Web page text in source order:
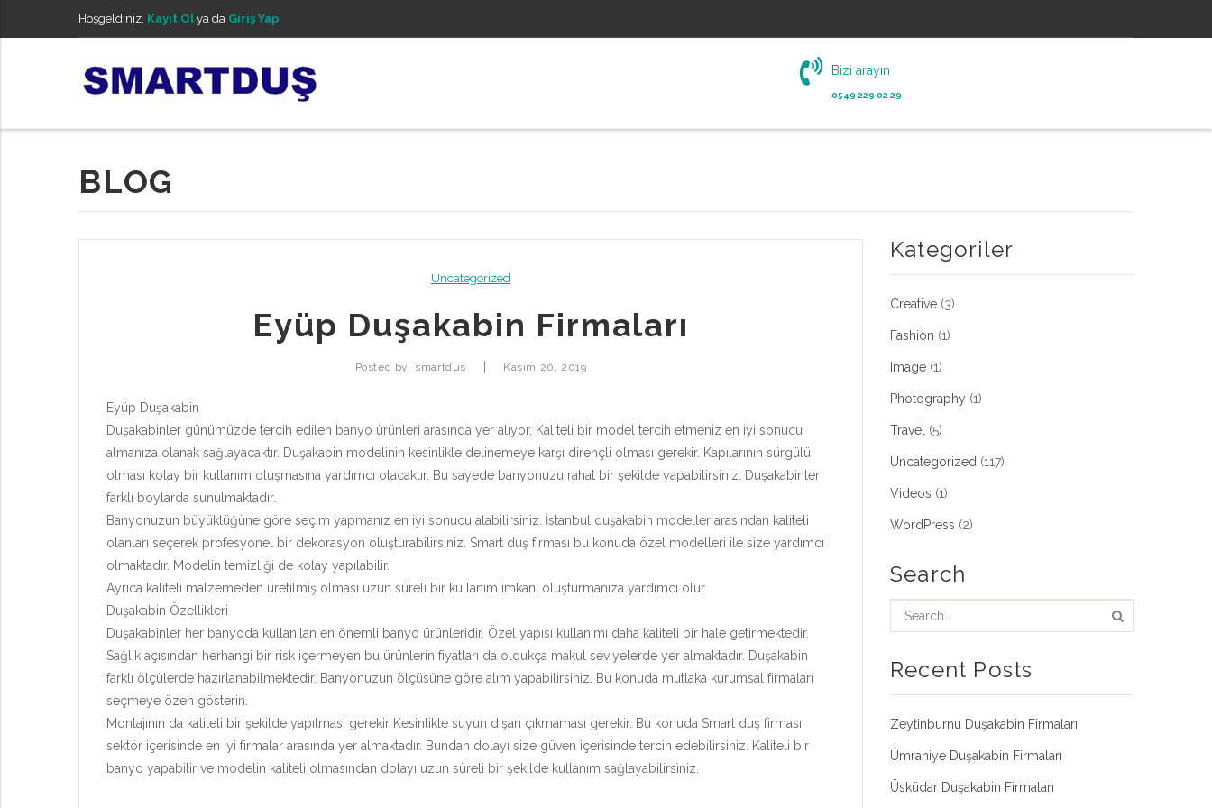
Hoşgeldiniz, Kayıt Olya da Giriş Yap
Bizi arayın
0549 229 02 29
BLOG
Uncategorized
Eyüp Duşakabin Firmaları
Posted by smartdus Kasım 20, 2019
Eyüp Duşakabin
Duşakabinler günümüzde tercih edilen banyo ürünleri arasında yer alıyor. Kaliteli bir model tercih etmeniz en iyi sonucu
almanıza olanak sağlayacaktır. Duşakabin modelinin kesinlikle delinemeye karşı dirençli olması gerekir. Kapılarının sürgülü
olması kolay bir kullanım oluşmasına yardımcı olacaktır. Bu sayede banyonuzu rahat bir şekilde yapabilirsiniz. Duşakabinler
farklı boylarda sunulmaktadır.
Banyonuzun büyüklüğüne göre seçim yapmanız en iyi sonucu alabilirsiniz. İstanbul duşakabin modeller arasından kaliteli
olanları seçerek profesyonel bir dekorasyon oluşturabilirsiniz. Smart duş firması bu konuda özel modelleri ile size yardımcı
olmaktadır. Modelin temizliği de kolay yapılabilir.
Ayrıca kaliteli malzemeden üretilmiş olması uzun süreli bir kullanım imkanı oluşturmanıza yardımcı olur.
Duşakabin Özellikleri
Duşakabinler her banyoda kullanılan en önemli banyo ürünleridir. Özel yapısı kullanımı daha kaliteli bir hale getirmektedir.
Sağlık açısından herhangi bir risk içermeyen bu ürünlerin fiyatları da oldukça makul seviyelerde yer almaktadır. Duşakabin
farklı ölçülerde hazırlanabilmektedir. Banyonuzun ölçüsüne göre alım yapabilirsiniz. Bu konuda mutlaka kurumsal firmaları
seçmeye özen gösterin.
Montajının da kaliteli bir şekilde yapılması gerekir Kesinlikle suyun dışarı çıkmaması gerekir. Bu konuda Smart duş firması
sektör içerisinde en iyi firmalar arasında yer almaktadır. Bundan dolayı size güven içerisinde tercih edebilirsiniz. Kaliteli bir
banyo yapabilir ve modelin kaliteli olmasından dolayı uzun süreli bir şekilde kullanım sağlayabilirsiniz.
Kategoriler
Creative (3)
Fashion (1)
Image (1)
Photography (1)
Travel (5)
Uncategorized (117)
Videos (1)
WordPress (2)
Search
Recent Posts
Zeytinburnu Duşakabin Firmaları
Ümraniye Duşakabin Firmaları
Üsküdar Duşakabin Firmaları